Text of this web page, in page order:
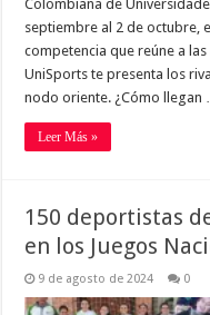
Colombiana de
septiembre al 2 de octubre,
competencia que reúne a
UniSports te presenta los
nodo oriente. ¿Cómo llegan
Leer Más »
150 deportistas
en los Juegos
9 de agosto de 2024 0